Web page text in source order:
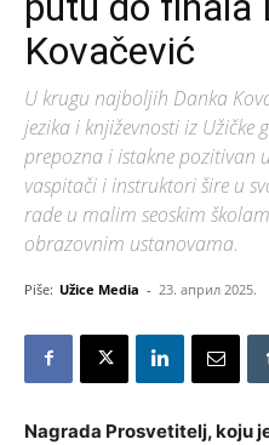
Kovačević
U krugu najboljih Danka
jezika i književnosti iz Užičke
prepozna i istakne pozitivan
vaspitači i instruktori šire u
rade u malim seoskim
obrazovnim ustanovama.
Piše: Užice Media - 23. април 2025.
Nagrada Prosvetitelj, koju